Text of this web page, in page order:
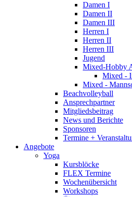
Damen I
Damen II
Damen III
Herren I
Herren II
Herren III
Jugend
Mixed-Hobby
Mixed -
Mixed -
Beachvolleyball
Ansprechpartner
Mitgliedsbeitrag
News und Berichte
Sponsoren
Termine +
Angebote
Yoga
Kursblöcke
FLEX Termine
Wochenübersicht
Workshops